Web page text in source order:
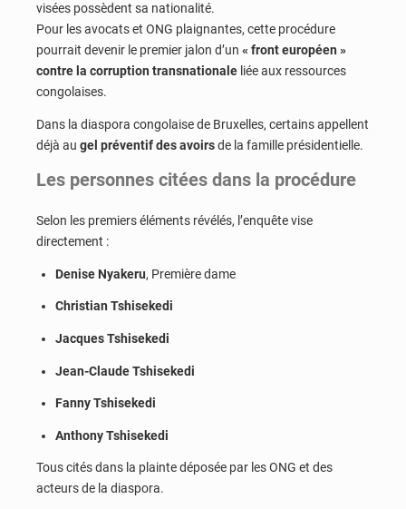
visées possèdent sa nationalité.
Pour les avocats et ONG plaignantes, cette procédure
pourrait devenir le premier jalon d’un « front européen »
contre la corruption transnationale liée aux ressources
congolaises.
Dans la diaspora congolaise de Bruxelles, certains appellent
déjà au gel préventif des avoirsde la famille présidentielle.
Les personnes citées dans la procédure
Selon les premiers éléments révélés, l’enquête vise
directement :
Denise Nyakeru, Première dame
Christian Tshisekedi
Jacques Tshisekedi
Jean-Claude Tshisekedi
Fanny Tshisekedi
Anthony Tshisekedi
Tous cités dans la plainte déposée par les ONG et des
acteurs de la diaspora.